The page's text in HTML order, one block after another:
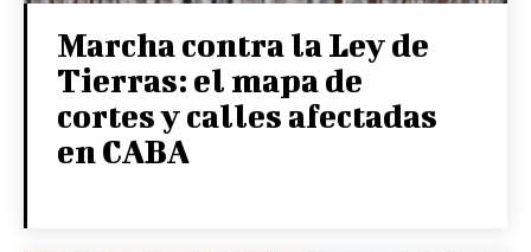
Marcha contra la Ley de
Tierras: el mapa de
cortes y calles afectadas
en CABA